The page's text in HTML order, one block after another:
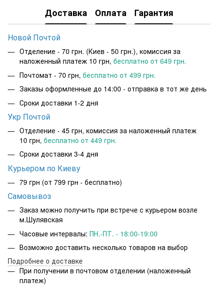
Доставка Оплата Гарантия
Новой Почтой
Отделение - 70 грн. (Киев - 50 грн.), комиссия за
наложенный платеж 10 грн, бесплатно от 649 грн.
Почтомат - 70 грн, бесплатно от 499 грн.
Заказы оформленные до 14:00 - отправка в тот же день
Сроки доставки 1-2 дня
Укр Почтой
Отделение - 45 грн, комиссия за наложенный платеж
10 грн, бесплатно от 449 грн.
Сроки доставки 3-4 дня
Курьером по Киеву
79 грн (от 799 грн - бесплатно)
Самовывоз
Заказ можно получить при встрече с курьером возле
м.Шулявская
Часовые интервалы: ПН.-ПТ. - 18:00-19:00
Возможно доставить несколько товаров на выбор
Подробнее о доставке
При получении в почтовом отделении (наложенный
платеж)